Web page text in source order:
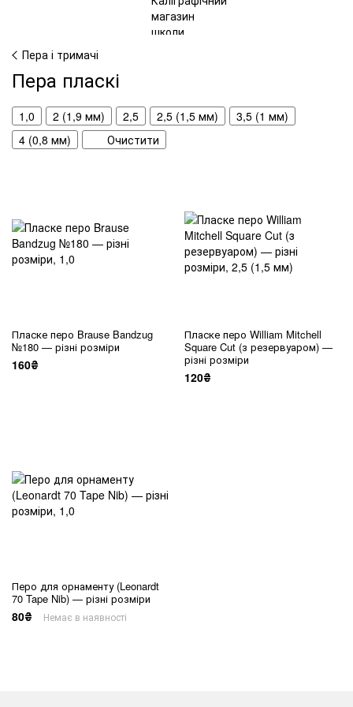
Пера і тримачі
Пера пласкі
1,0 2 (1,9 мм) 2,5 2,5 (1,5 мм)
3,5 (1 мм)
4 (0,8 мм)
Очистити
Пласке перо Brause Bandzug
№180 — різні розміри
160₴
Пласке перо William Mitchell
Square Cut (з резервуаром) —
різні розміри
120₴
Перо для орнаменту (Leonardt
70 Tape Nib) — різні розміри
80₴ Немає в наявності